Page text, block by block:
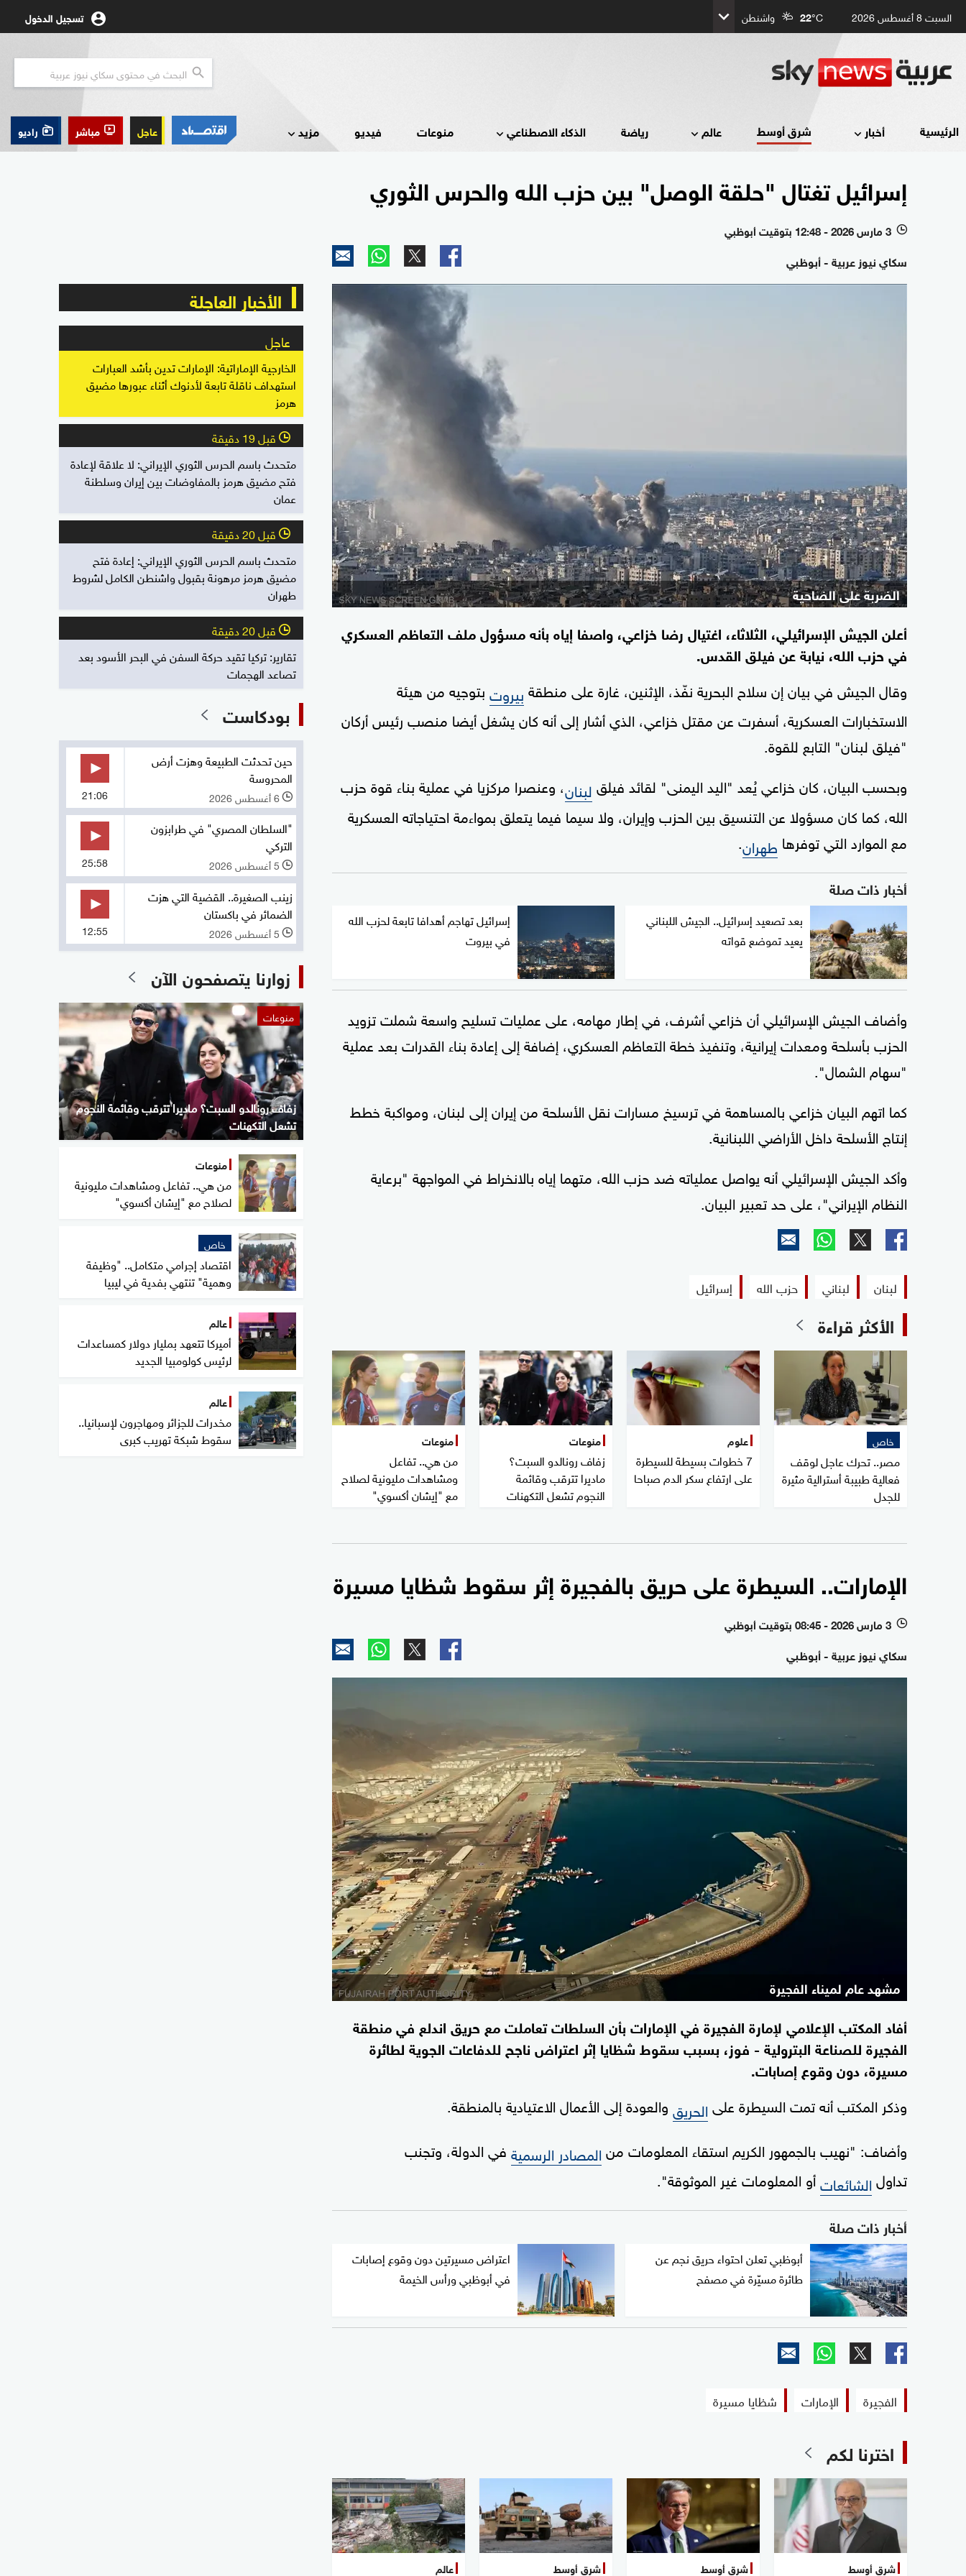
السبت 8 أغسطس 2026 22°C واشنطن تسجيل الدخول
الرئيسية أخبار شرق أوسط عالم رياضة الذكاء الاصطناعي منوعات فيديو مزيد عاجل مباشر راديو
إسرائيل تغتال "حلقة الوصل" بين حزب الله والحرس الثوري
l 3 مارس 2026 - 12:48 بتوقيت أبوظبي
سكاي نيوز عربية - أبوظبي
الضربة على الضاحية
أعلن الجيش الإسرائيلي، الثلاثاء، اغتيال رضا خزاعي، واصفا إياه بأنه مسؤول ملف التعاظم العسكري
في حزب الله، نيابة عن فيلق القدس.
وقال الجيش في بيان إن سلاح البحرية نفّذ، الإثنين، غارة على منطقة بيروت بتوجيه من هيئة
الاستخبارات العسكرية، أسفرت عن مقتل خزاعي، الذي أشار إلى أنه كان يشغل أيضا منصب رئيس أركان
"فيلق لبنان" التابع للقوة.
وبحسب البيان، كان خزاعي يُعد "اليد اليمنى" لقائد فيلق لبنان، وعنصرا مركزيا في عملية بناء قوة حزب
الله، كما كان مسؤولا عن التنسيق بين الحزب وإيران، ولا سيما فيما يتعلق بمواءمة احتياجاته العسكرية
مع الموارد التي توفرها طهران.
أخبار ذات صلة
بعد تصعيد إسرائيل.. الجيش اللبناني
يعيد تموضع قواته
إسرائيل تهاجم أهدافا تابعة لحزب الله
في بيروت
وأضاف الجيش الإسرائيلي أن خزاعي أشرف، في إطار مهامه، على عمليات تسليح واسعة شملت تزويد
الحزب بأسلحة ومعدات إيرانية، وتنفيذ خطة التعاظم العسكري، إضافة إلى إعادة بناء القدرات بعد عملية
"سهام الشمال".
كما اتهم البيان خزاعي بالمساهمة في ترسيخ مسارات نقل الأسلحة من إيران إلى لبنان، ومواكبة خطط
إنتاج الأسلحة داخل الأراضي اللبنانية.
وأكد الجيش الإسرائيلي أنه يواصل عملياته ضد حزب الله، متهما إياه بالانخراط في المواجهة "برعاية
النظام الإيراني"، على حد تعبير البيان.
لبنان لبناني حزب الله إسرائيل
الأكثر قراءة
خاص
مصر.. تحرك عاجل لوقف
فعالية طبيبة أسترالية مثيرة
للجدل
علوم
7 خطوات بسيطة للسيطرة
على ارتفاع سكر الدم صباحا
منوعات
زفاف رونالدو السبت؟
ماديرا تترقب وقائمة
النجوم تشعل التكهنات
منوعات
من هي.. تفاعل
ومشاهدات مليونية لصلاح
مع "إيشان أكسوي"
الإمارات.. السيطرة على حريق بالفجيرة إثر سقوط شظايا مسيرة
l 3 مارس 2026 - 08:45 بتوقيت أبوظبي
سكاي نيوز عربية - أبوظبي
مشهد عام لميناء الفجيرة
أفاد المكتب الإعلامي لإمارة الفجيرة في الإمارات بأن السلطات تعاملت مع حريق اندلع في منطقة
الفجيرة للصناعة البترولية - فوز، بسبب سقوط شظايا إثر اعتراض ناجح للدفاعات الجوية لطائرة
مسيرة، دون وقوع إصابات.
وذكر المكتب أنه تمت السيطرة على الحريق والعودة إلى الأعمال الاعتيادية بالمنطقة.
وأضاف: "نهيب بالجمهور الكريم استقاء المعلومات من المصادر الرسمية في الدولة، وتجنب
تداول الشائعاتأو المعلومات غير الموثوقة".
أخبار ذات صلة
أبوظبي تعلن احتواء حريق نجم عن
طائرة مسيّرة في مصفح
اعتراض مسيرتين دون وقوع إصابات
في أبوظبي ورأس الخيمة
الفجيرة الإمارات شظايا مسيرة
اخترنا لكم
شرق أوسط شرق أوسط شرق أوسط عالم
الأخبار العاجلة
عاجل
الخارجية الإماراتية: الإمارات تدين بأشد العبارات
استهداف ناقلة تابعة لأدنوك أثناء عبورها مضيق
هرمز
l قبل 19 دقيقة
متحدث باسم الحرس الثوري الإيراني: لا علاقة لإعادة
فتح مضيق هرمز بالمفاوضات بين إيران وسلطنة
عمان
l قبل 20 دقيقة
متحدث باسم الحرس الثوري الإيراني: إعادة فتح
مضيق هرمز مرهونة بقبول واشنطن الكامل لشروط
طهران
l قبل 20 دقيقة
تقارير: تركيا تقيد حركة السفن في البحر الأسود بعد
تصاعد الهجمات
بودكاست
حين تحدثت الطبيعة وهزت أرض
المحروسة
l 6 أغسطس 2026 21:06
"السلطان المصري" في طرابزون
التركي
l 5 أغسطس 2026 25:58
زينب الصغيرة.. القضية التي هزت
الضمائر في باكستان
l 5 أغسطس 2026 12:55
زوارنا يتصفحون الآن
منوعات
زفاف رونالدو السبت؟ ماديرا تترقب وقائمة النجوم
تشعل التكهنات
منوعات
من هي.. تفاعل ومشاهدات مليونية
لصلاح مع "إيشان أكسوي"
خاص
اقتصاد إجرامي متكامل.. "وظيفة
وهمية" تنتهي بفدية في ليبيا
عالم
أميركا تتعهد بمليار دولار كمساعدات
لرئيس كولومبيا الجديد
عالم
مخدرات للجزائر ومهاجرون لإسبانيا..
سقوط شبكة تهريب كبرى